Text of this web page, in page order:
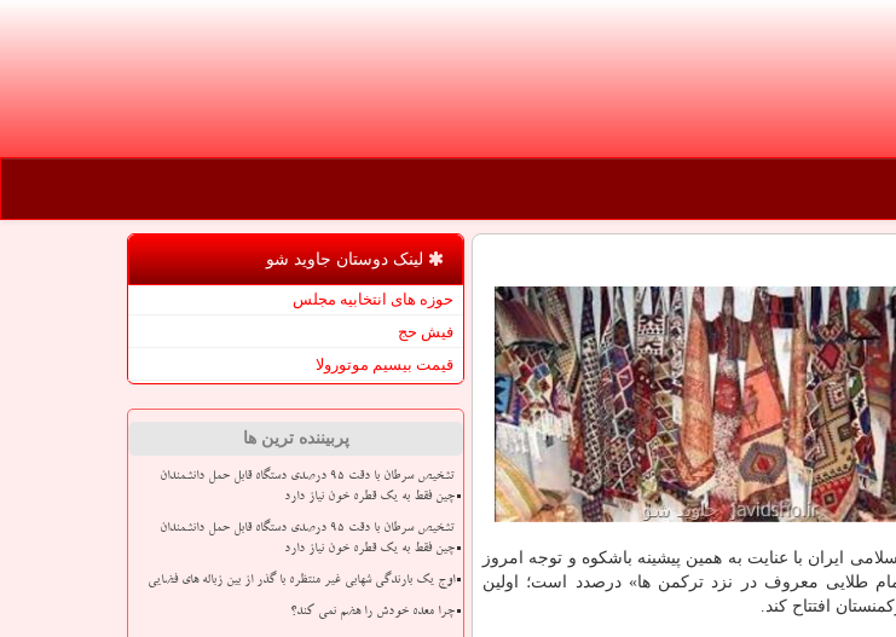
ایران با عنایت به همین پیشینه باشكوه و توجه امروز
طلایی معروف در نزد تركمن ها» درصدد است؛ اولین
لینک دوستان جاوید شو
حوزه های انتخابیه مجلس
فیش حج
قیمت بیسیم موتورولا
پربیننده ترین ها
تشخیص سرطان با دقت ۹۵ درصدی دستگاه قابل حمل دانشمندان
چین فقط به یک قطره خون نیاز دارد
تشخیص سرطان با دقت ۹۵ درصدی دستگاه قابل حمل دانشمندان
چین فقط به یک قطره خون نیاز دارد
اوج یک بارندگی شهابی غیر منتظره با گذر از بین زباله های فضایی
چرا معده خودش را هضم نمی کند؟